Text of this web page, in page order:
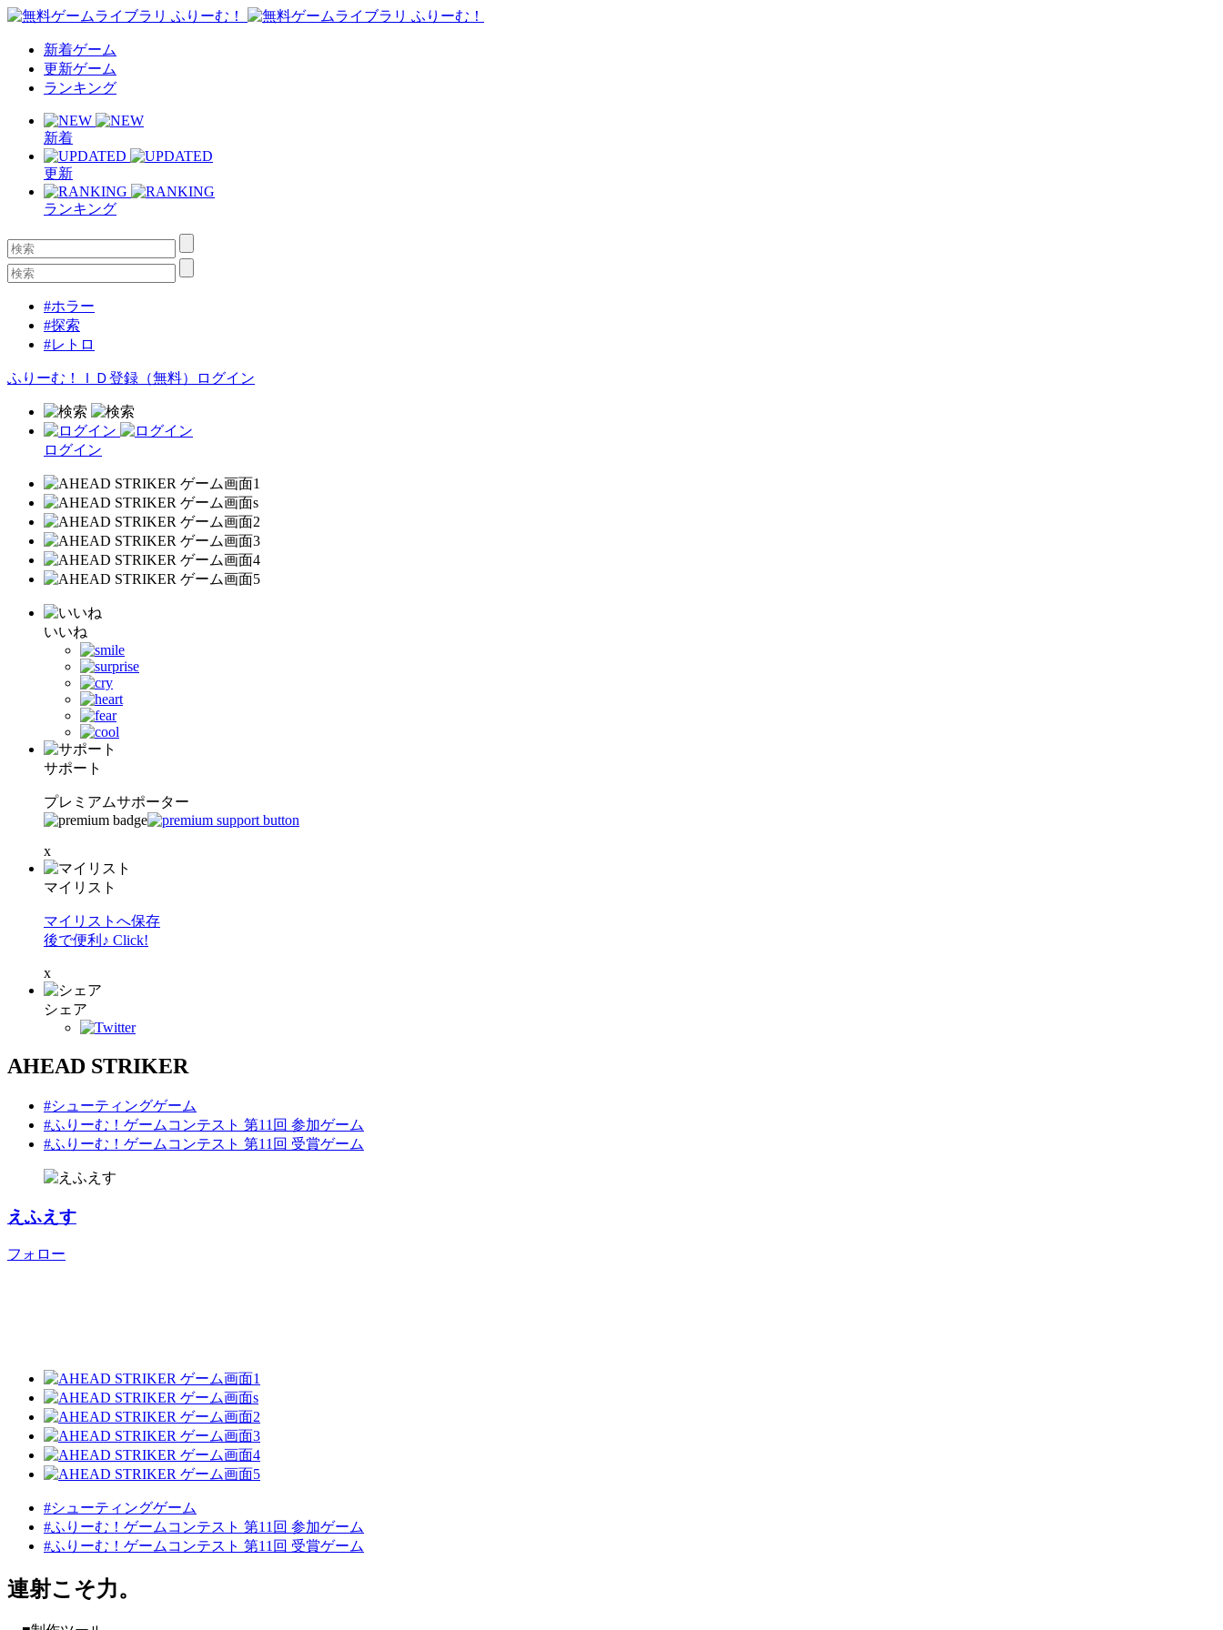
新着ゲーム
更新ゲーム
ランキング
新着
更新
ランキング
#ホラー
#探索
#レトロ
ふりーむ！ＩＤ登録（無料） ログイン
ログイン
いいね
サポート
プレミアムサポーター
x
マイリスト
マイリストへ保存
後で便利♪ Click!
x
シェア
AHEAD STRIKER
#シューティングゲーム
#ふりーむ！ゲームコンテスト 第11回 参加ゲーム
#ふりーむ！ゲームコンテスト 第11回 受賞ゲーム
えふえす
フォロー
#シューティングゲーム
#ふりーむ！ゲームコンテスト 第11回 参加ゲーム
#ふりーむ！ゲームコンテスト 第11回 受賞ゲーム
連射こそ力。